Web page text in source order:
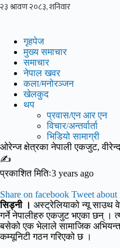
Skip
गृहपेज
मुख्य समाचार
समाचार
नेपाल खवर
कला/मनोरञ्जन
खेलकुद
थप
प्रवास/एन आर एन
विचार/अन्तर्वार्ता
भिडियो सामाग्री
ओरेन्ज क्षेत्रका नेपाली एकजुट,
✍
प्रकाशित मितिः3 years ago
Share on facebook Tweet about
सिड्नी । अस्ट्रेलियाको न्यू साउथ
गर्ने नेपालीहरु एकजुट भएका छन् ।
बसेको एक भेलाले सामाजिक
कम्यूनिटी गठन गरिएको छ ।